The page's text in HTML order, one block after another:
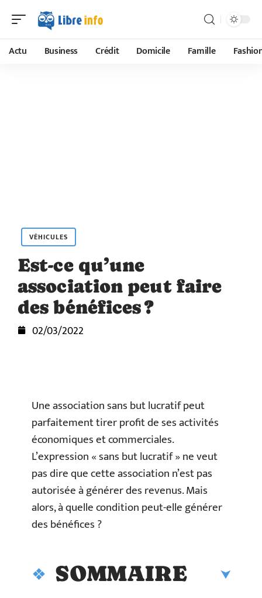
Actu Business Crédit Domicile Famille
VÉHICULES
Est-ce qu’une
association peut faire
des bénéfices ?
02/03/2022
Une association sans but lucratif peut
parfaitement tirer profit de ses activités
économiques et commerciales.
L’expression « sans but lucratif » ne veut
pas dire que cette association n’est pas
autorisée à générer des revenus. Mais
alors, à quelle condition peut-elle générer
des bénéfices ?
SOMMAIRE